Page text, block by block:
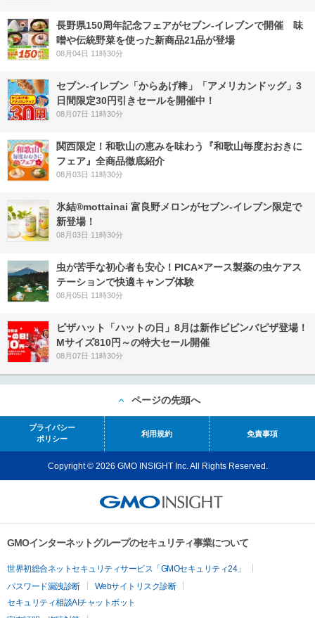
長野県150周年記念フェアがセブン-イレブンで開催 味
噌や伝統野菜を使った新商品21品が登場
08月04日 11時30分
セブン‐イレブン「からあげ棒」「アメリカンドッグ」3
日間限定30円引きセールを開催中！
08月07日 11時30分
関西限定！和歌山の恵みを味わう『和歌山毎度おおきに
フェア』全商品徹底紹介
08月03日 11時30分
氷結®mottainai 富良野メロンがセブン‐イレブン限定で
新登場！
08月03日 11時30分
虫が苦手な初心者も安心！PICA×アース製薬の虫ケアス
テーションで快適キャンプ体験
08月05日 11時30分
ピザハット「ハットの日」8月は新作ビビンバピザ登場！
Mサイズ810円～の特大セール開催
08月07日 11時30分
ページの先頭へ
プライバシー
ポリシー
利用規約 免責事項
Copyright © 2026 GMO INSIGHT Inc. All Rights Reserved.
GMOインターネットグループのセキュリティ事業について
世界初総合ネットセキュリティサービス「GMOセキュリティ24」
パスワード漏洩診断
Webサイトリスク診断
セキュリティ相談AIチャットボット